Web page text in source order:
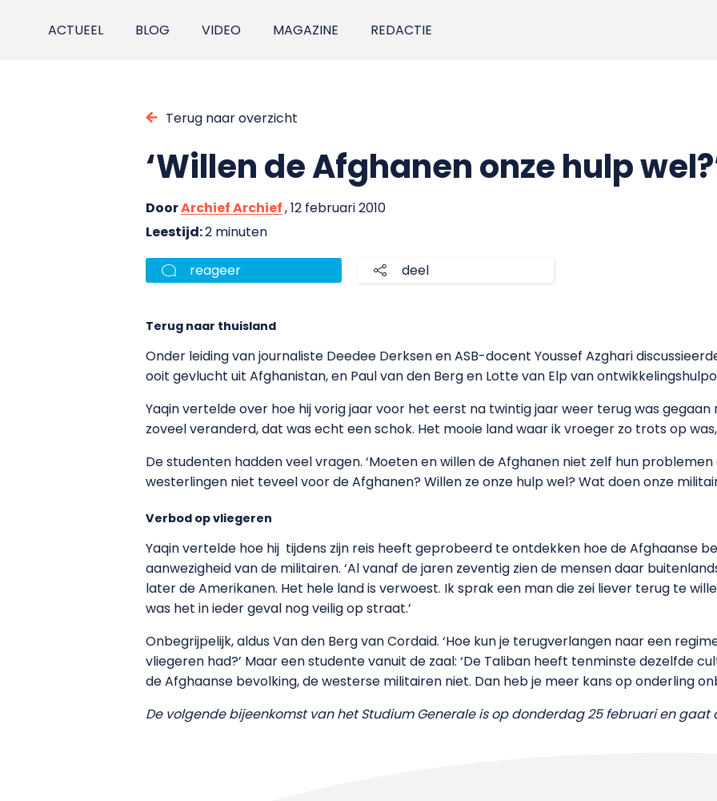
ACTUEEL BLOG VIDEO MAGAZINE REDACTIE
Terug naar overzicht
‘Willen de Afghanen onze hulp
DoorArchief Archief, 12 februari 2010
Leestijd:2 minuten
reageer deel
Terug naar thuisland
Onder leiding van journaliste Deedee Derksen en ASB-docent Youssef Azghari
ooit gevlucht uit Afghanistan, en Paul van den Berg en Lotte van Elp van
Yaqin vertelde over hoe hij vorig jaar voor het eerst na twintig jaar weer terug was gegaan
zoveel veranderd, dat was echt een schok. Het mooie land waar ik vroeger zo trots op
De studenten hadden veel vragen. ‘Moeten en willen de Afghanen niet zelf hun problemen
westerlingen niet teveel voor de Afghanen? Willen ze onze hulp wel? Wat doen onze
Verbod op vliegeren
Yaqin vertelde hoe hij tijdens zijn reis heeft geprobeerd te ontdekken hoe de Afghaanse
aanwezigheid van de militairen. ‘Al vanaf de jaren zeventig zien de mensen daar
later de Amerikanen. Het hele land is verwoest. Ik sprak een man die zei liever terug te
was het in ieder geval nog veilig op straat.’
Onbegrijpelijk, aldus Van den Berg van Cordaid. ‘Hoe kun je terugverlangen naar een
vliegeren had?’ Maar een studente vanuit de zaal: ‘De Taliban heeft tenminste dezelfde
de Afghaanse bevolking, de westerse militairen niet. Dan heb je meer kans op onderling
De volgende bijeenkomst van het Studium Generale is op donderdag 25 februari en gaat